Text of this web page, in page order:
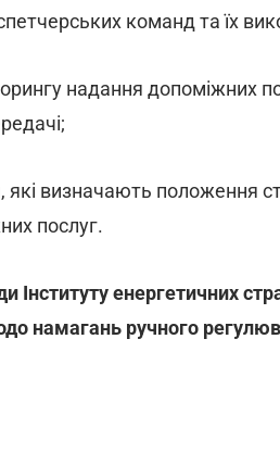
команд та їх
надання допоміжних
які визначають положення
послуг.
Інституту енергетичних
намагань ручного